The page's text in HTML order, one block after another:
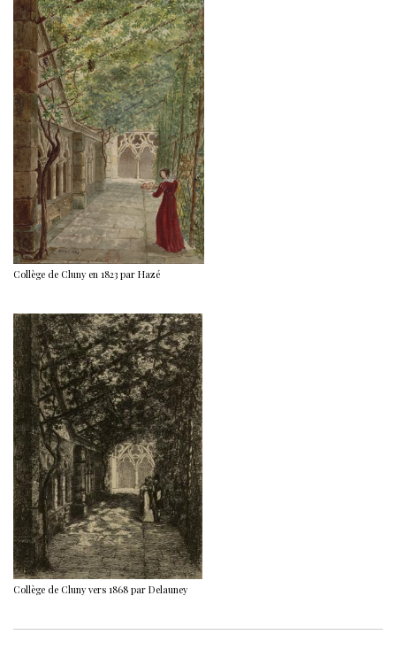
Collège de Cluny en 1823 par Hazé
Collège de Cluny vers 1868 par Delauney